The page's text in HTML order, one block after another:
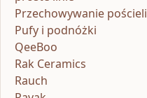
Przechowywanie pościeli
Pufy i podnóżki
QeeBoo
Rak Ceramics
Rauch